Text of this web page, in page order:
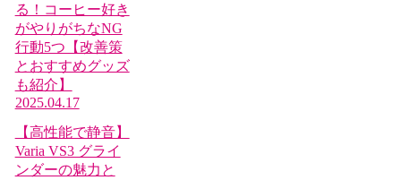
る！コーヒー好き
がやりがちなNG
行動5つ【改善策
とおすすめグッズ
も紹介】
2025.04.17
【高性能で静音】
Varia VS3 グライ
ンダーの魅力と